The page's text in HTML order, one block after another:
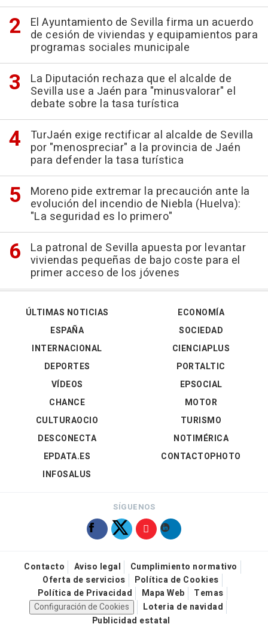
El Ayuntamiento de Sevilla firma un acuerdo
de cesión de viviendas y equipamientos para
programas sociales municipale
La Diputación rechaza que el alcalde de
Sevilla use a Jaén para "minusvalorar" el
debate sobre la tasa turística
TurJaén exige rectificar al alcalde de Sevilla
por "menospreciar" a la provincia de Jaén
para defender la tasa turística
Moreno pide extremar la precaución ante la
evolución del incendio de Niebla (Huelva):
"La seguridad es lo primero"
La patronal de Sevilla apuesta por levantar
viviendas pequeñas de bajo coste para el
primer acceso de los jóvenes
ÚLTIMAS NOTICIAS
ESPAÑA
INTERNACIONAL
DEPORTES
VÍDEOS
ECONOMÍA
SOCIEDAD
CIENCIAPLUS
PORTALTIC
EPSOCIAL
CHANCE
CULTURAOCIO
DESCONECTA
EPDATA.ES
INFOSALUS
MOTOR
TURISMO
NOTIMÉRICA
CONTACTOPHOTO
SÍGUENOS
Contacto Aviso legal
Cumplimiento normativo
Oferta de servicios
Política de Cookies
Política de Privacidad
Mapa Web
Temas
Configuración de Cookies
Loteria de navidad
Publicidad estatal